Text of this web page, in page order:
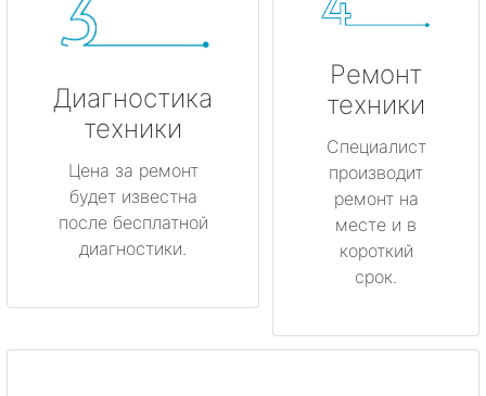
Диагностика
техники
Цена за ремонт
будет известна
после бесплатной
диагностики.
Ремонт
техники
Специалист
производит
ремонт на
месте и в
короткий
срок.